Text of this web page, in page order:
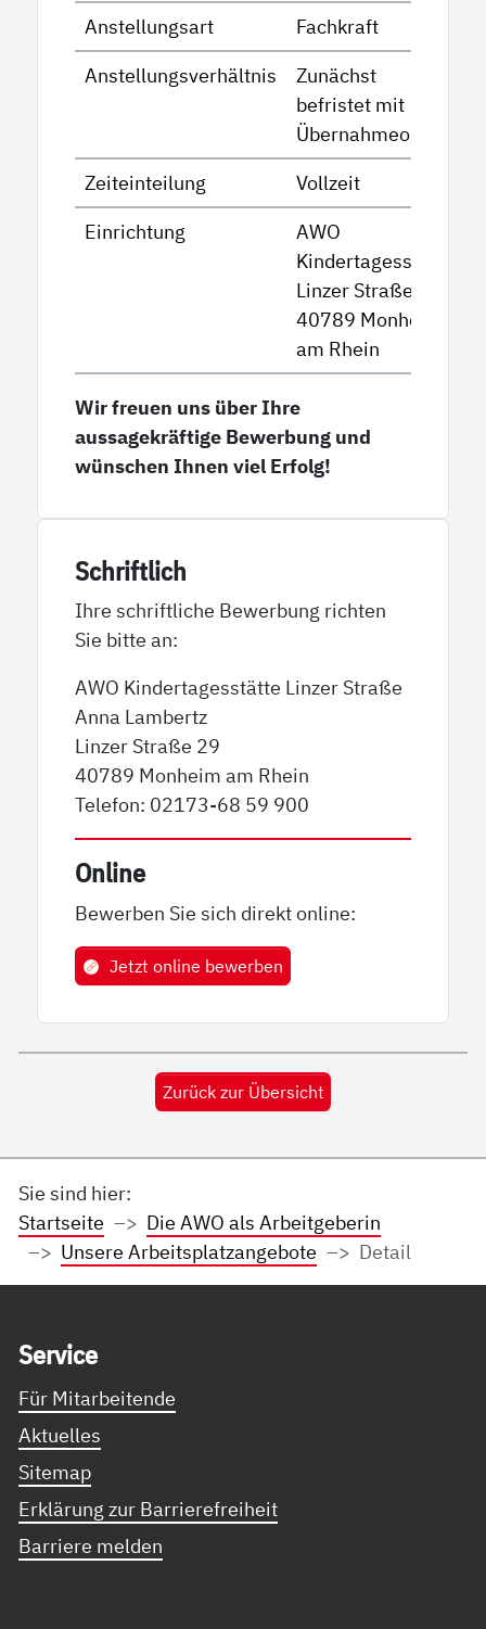
Anstellungsart
Fachkraft
Anstellungsverhältnis
Zunächst
befristet mit
Übernahmeoption
Zeiteinteilung
Vollzeit
Einrichtung
AWO
Kindertagesstätte
Linzer Straße
40789 Monheim
am Rhein
Wir freuen uns über Ihre
aussagekräftige Bewerbung und
wünschen Ihnen viel Erfolg!
Schriftlich
Ihre schriftliche Bewerbung richten
Sie bitte an:
AWO Kindertagesstätte Linzer Straße
Anna Lambertz
Linzer Straße 29
40789 Monheim am Rhein
Telefon: 02173-68 59 900
Online
Bewerben Sie sich direkt online:
Jetzt online bewerben
Zurück zur Übersicht
Sie sind hier:
Startseite
Die AWO als Arbeitgeberin
Unsere Arbeitsplatzangebote
Detail
Ser­vice
Für Mitarbeitende
Aktuelles
Sitemap
Erklärung zur Barrierefreiheit
Barriere melden